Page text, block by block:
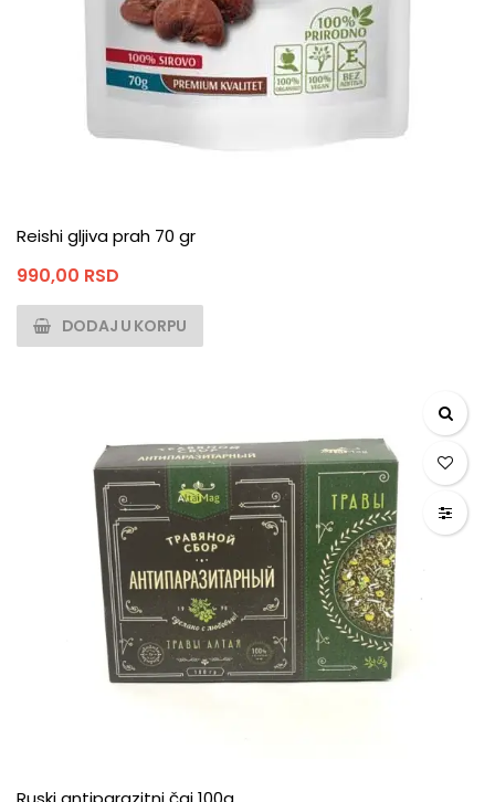
Reishi gljiva prah 70 gr
990,00 RSD
DODAJ U KORPU